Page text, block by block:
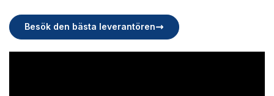
Besök den bästa leverantören